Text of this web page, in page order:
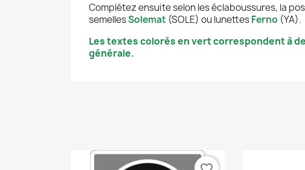
Complétez ensuite selon les éclaboussures, la
semellesSolemat (SOLE) ou lunettesFerno (YA).
Les textes colorés en vert correspondent à
générale.